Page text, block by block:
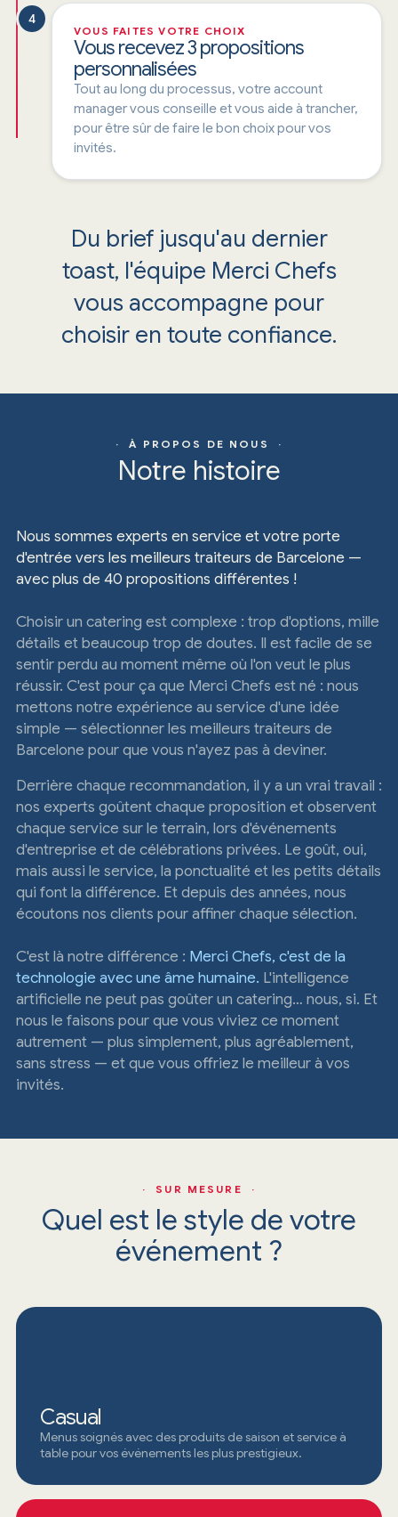
4
VOUS FAITES VOTRE CHOIX
Vous recevez 3 propositions
personnalisées
Tout au long du processus, votre account
manager vous conseille et vous aide à trancher,
pour être sûr de faire le bon choix pour vos
invités.
Du brief jusqu'au dernier
toast, l'équipe Merci Chefs
vous accompagne pour
choisir en toute confiance.
· À PROPOS DE NOUS ·
Notre histoire
Nous sommes experts en service et votre porte
d'entrée vers les meilleurs traiteurs de Barcelone —
avec plus de 40 propositions différentes !
Choisir un catering est complexe : trop d'options, mille
détails et beaucoup trop de doutes. Il est facile de se
sentir perdu au moment même où l'on veut le plus
réussir. C'est pour ça que Merci Chefs est né : nous
mettons notre expérience au service d'une idée
simple — sélectionner les meilleurs traiteurs de
Barcelone pour que vous n'ayez pas à deviner.
Derrière chaque recommandation, il y a un vrai travail :
nos experts goûtent chaque proposition et observent
chaque service sur le terrain, lors d'événements
d'entreprise et de célébrations privées. Le goût, oui,
mais aussi le service, la ponctualité et les petits détails
qui font la différence. Et depuis des années, nous
écoutons nos clients pour affiner chaque sélection.
C'est là notre différence : Merci Chefs, c'est de la
technologie avec une âme humaine. L'intelligence
artificielle ne peut pas goûter un catering… nous, si. Et
nous le faisons pour que vous viviez ce moment
autrement — plus simplement, plus agréablement,
sans stress — et que vous offriez le meilleur à vos
invités.
· SUR MESURE ·
Quel est le style de votre
événement ?
Casual
Menus soignés avec des produits de saison et service à
table pour vos événements les plus prestigieux.